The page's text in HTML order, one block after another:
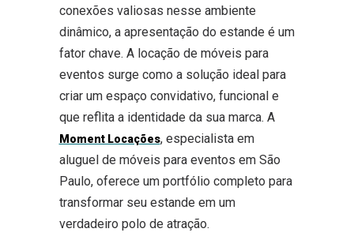
conexões valiosas nesse ambiente
dinâmico, a apresentação do estande é um
fator chave. A locação de móveis para
eventos surge como a solução ideal para
criar um espaço convidativo, funcional e
que reflita a identidade da sua marca. A
Moment Locações, especialista em
aluguel de móveis para eventos em São
Paulo, oferece um portfólio completo para
transformar seu estande em um
verdadeiro polo de atração.